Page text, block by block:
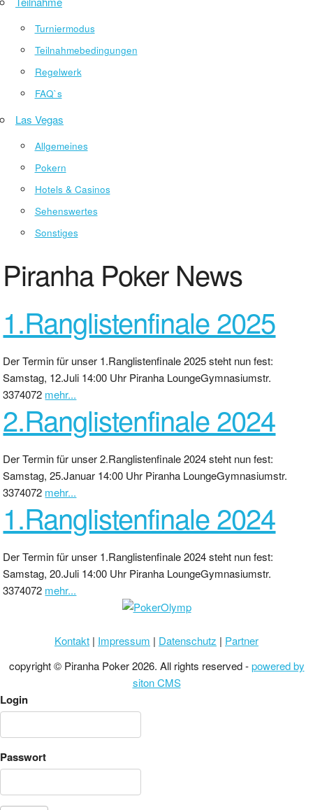
Turniermodus
Teilnahmebedingungen
Regelwerk
FAQ`s
Las Vegas
Allgemeines
Pokern
Hotels & Casinos
Sehenswertes
Sonstiges
Piranha Poker News
1.Ranglistenfinale 2025
Der Termin für unser 1.Ranglistenfinale 2025 steht nun fest:
Samstag, 12.Juli 14:00 Uhr Piranha LoungeGymnasiumstr.
3374072 mehr...
2.Ranglistenfinale 2024
Der Termin für unser 2.Ranglistenfinale 2024 steht nun fest:
Samstag, 25.Januar 14:00 Uhr Piranha LoungeGymnasiumstr.
3374072 mehr...
1.Ranglistenfinale 2024
Der Termin für unser 1.Ranglistenfinale 2024 steht nun fest:
Samstag, 20.Juli 14:00 Uhr Piranha LoungeGymnasiumstr.
3374072 mehr...
Kontakt | Impressum | Datenschutz | Partner
copyright © Piranha Poker 2026. All rights reserved -powered by
siton CMS
Login
Passwort